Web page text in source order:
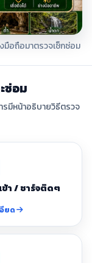
มือถือมาตรวจเช็กซ่อม
ซ่อม
มีหน้าอธิบายวิธีตรวจ
ข้า / ชาร์จติดๆ
ยด